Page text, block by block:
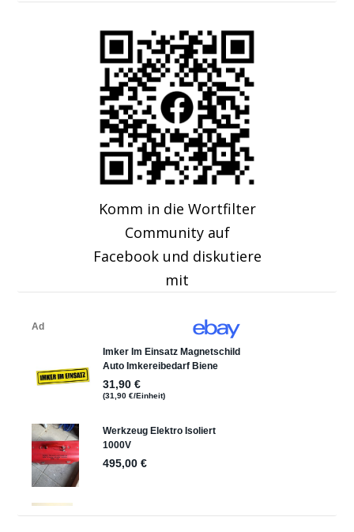
Komm in die Wortfilter
Community auf
Facebook und diskutiere
mit